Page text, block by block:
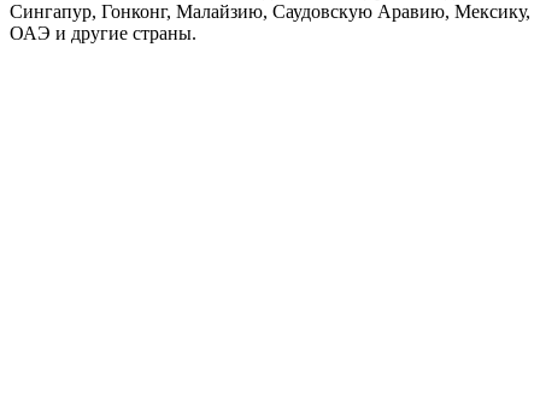
Сингапур, Гонконг, Малайзию, Саудовскую Аравию, Мексику,
ОАЭ и другие страны.